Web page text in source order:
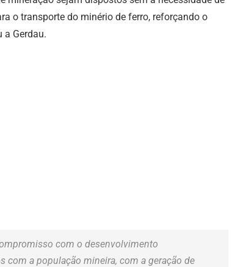
o transporte do minério de ferro, reforçando o
Gerdau.
com o desenvolvimento
com a população mineira, com a geração de